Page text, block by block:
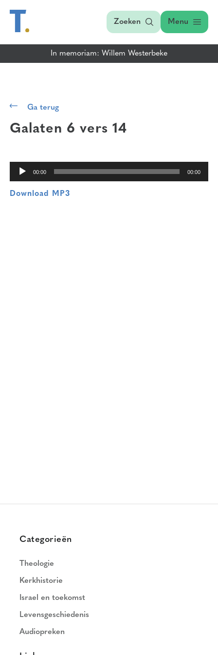
Zoeken Menu
In memoriam: Willem Westerbeke
Ga terug
Galaten 6 vers 14
00:00 00:00
Download MP3
Categorieën
Theologie
Kerkhistorie
Israel en toekomst
Levensgeschiedenis
Audiopreken